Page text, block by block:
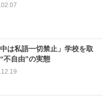
中は私語一切禁止」学校を取
不自由”の実態